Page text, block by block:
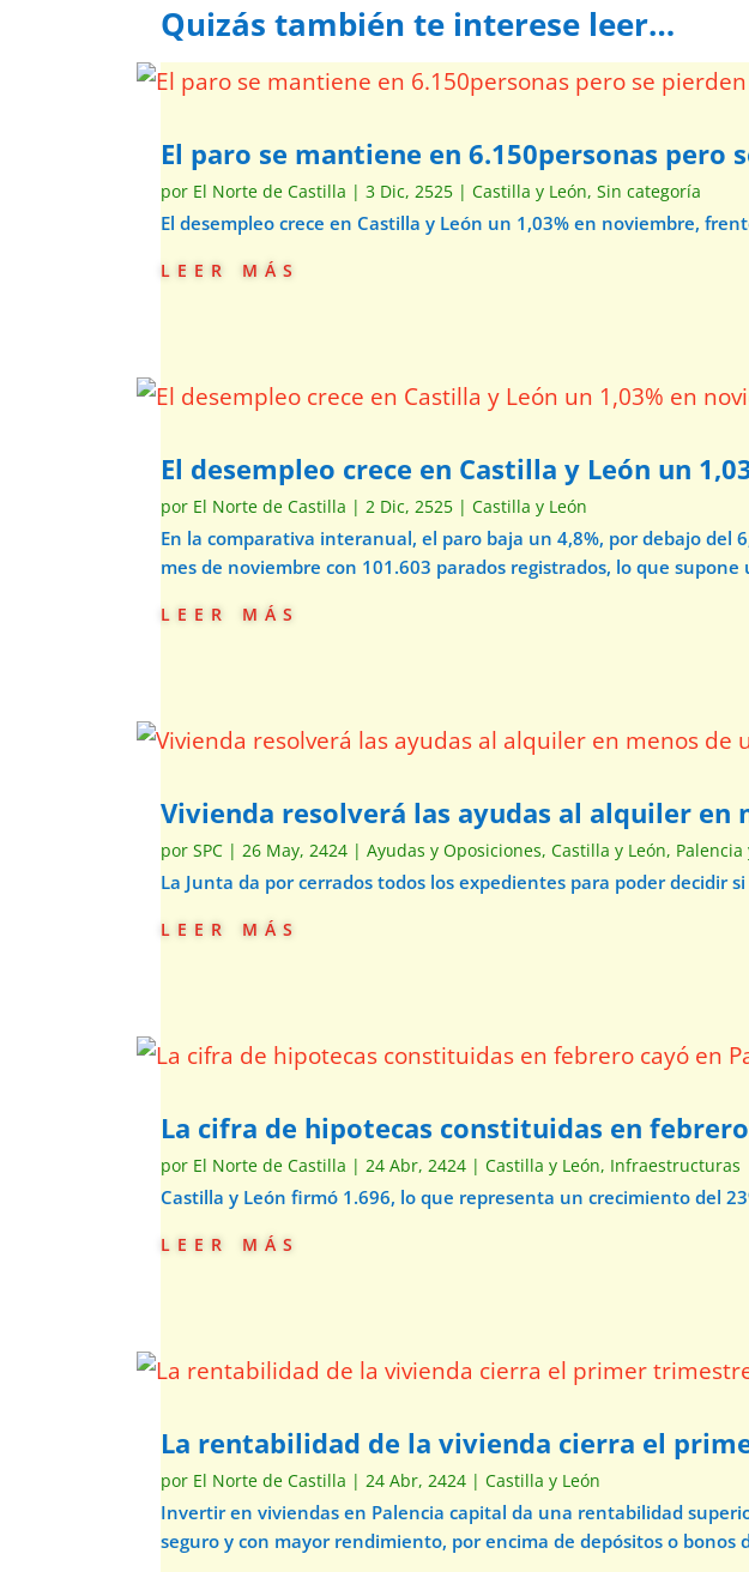
Quizás también te interese leer…
El paro se mantiene en 6.150personas pero
por El Norte de Castilla |3 Dic, 2525 |Castilla y León,Sin categoría
El desempleo crece en Castilla y León un 1,03% en noviembre,
leer más
El desempleo crece en Castilla y León un
por El Norte de Castilla |2 Dic, 2525 |Castilla y León
En la comparativa interanual, el paro baja un 4,8%, por debajo del
mes de noviembre con 101.603 parados registrados, lo que
leer más
Vivienda resolverá las ayudas al alquiler en
porSPC |26 May, 2424 |Ayudas y Oposiciones,Castilla y León, Palencia
La Junta da por cerrados todos los expedientes para poder decidir
leer más
La cifra de hipotecas constituidas en
por El Norte de Castilla |24 Abr, 2424 |Castilla y León, Infraestructuras
Castilla y León firmó 1.696, lo que representa un crecimiento del
leer más
La rentabilidad de la vivienda cierra el
por El Norte de Castilla |24 Abr, 2424 |Castilla y León
Invertir en viviendas en Palencia capital da una rentabilidad
seguro y con mayor rendimiento, por encima de depósitos o bonos